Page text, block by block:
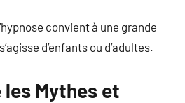
convient à une grande
d’enfants ou d’adultes.
Mythes et